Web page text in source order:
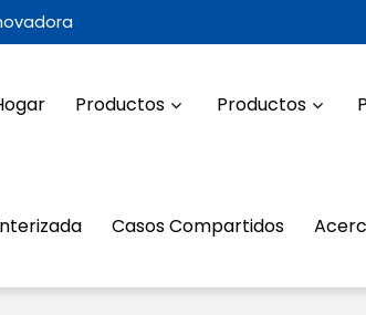
Productos Productos
Casos Compartidos